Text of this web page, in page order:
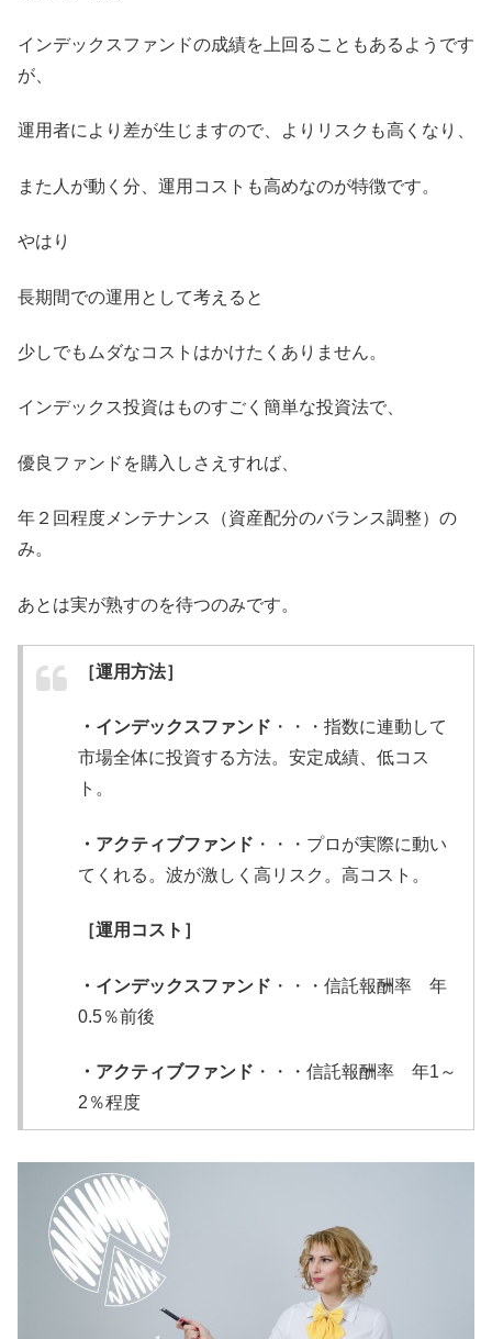
インデックスファンドの成績を上回ることもあるようです
が、
運用者により差が生じますので、よりリスクも高くなり、
また人が動く分、運用コストも高めなのが特徴です。
やはり
長期間での運用として考えると
少しでもムダなコストはかけたくありません。
インデックス投資はものすごく簡単な投資法で、
優良ファンドを購入しさえすれば、
年２回程度メンテナンス（資産配分のバランス調整）の
み。
あとは実が熟すのを待つのみです。
［運用方法］
・インデックスファンド ・・・指数に連動して
市場全体に投資する方法。安定成績、低コス
ト。
・アクティブファンド ・・・プロが実際に動い
てくれる。波が激しく高リスク。高コスト。
［運用コスト］
・インデックスファンド ・・・信託報酬率 年
0.5％前後
・アクティブファンド ・・・信託報酬率 年1～
2％程度